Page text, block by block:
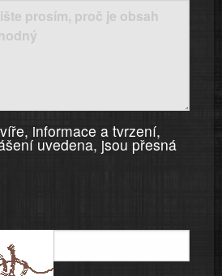
informace a tvrzení,
uvedena, jsou přesná